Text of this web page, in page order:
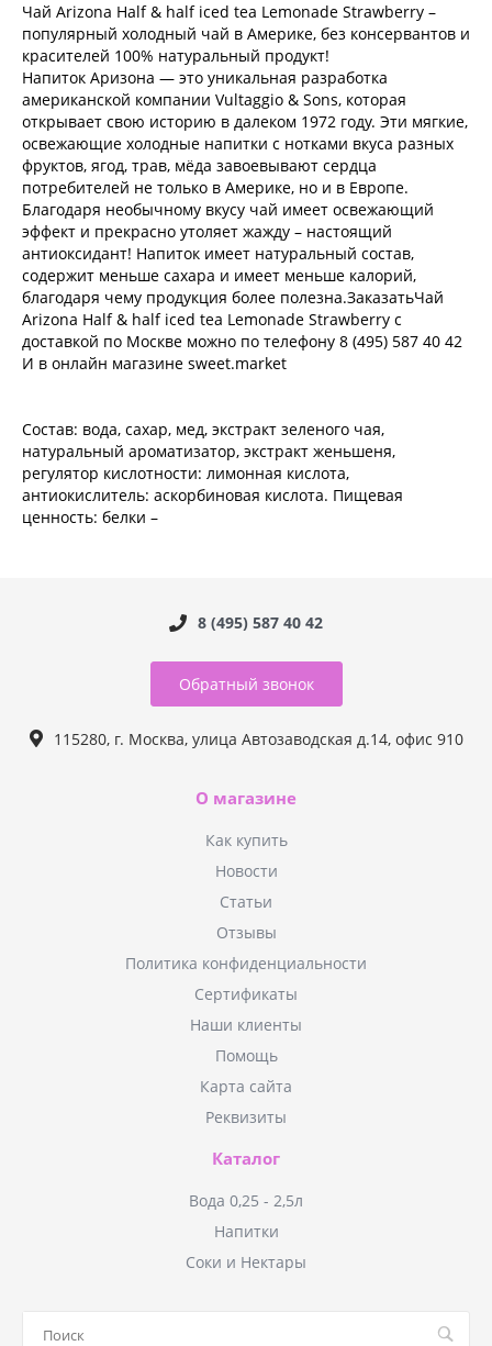
Чай Arizona Half & half iced tea Lemonade Strawberry –
популярный холодный чай в Америке, без консервантов и
красителей 100% натуральный продукт!
Напиток Аризона — это уникальная разработка
американской компании Vultaggio & Sons, которая
открывает свою историю в далеком 1972 году. Эти мягкие,
освежающие холодные напитки с нотками вкуса разных
фруктов, ягод, трав, мёда завоевывают сердца
потребителей не только в Америке, но и в Европе.
Благодаря необычному вкусу чай имеет освежающий
эффект и прекрасно утоляет жажду – настоящий
антиоксидант! Напиток имеет натуральный состав,
содержит меньше сахара и имеет меньше калорий,
благодаря чему продукция более полезна.ЗаказатьЧай
Arizona Half & half iced tea Lemonade Strawberry с
доставкой по Москве можно по телефону 8 (495) 587 40 42
И в онлайн магазине sweet.market
Состав: вода, сахар, мед, экстракт зеленого чая,
натуральный ароматизатор, экстракт женьшеня,
регулятор кислотности: лимонная кислота,
антиокислитель: аскорбиновая кислота. Пищевая
ценность: белки –
8 (495) 587 40 42
Обратный звонок
115280, г. Москва, улица Автозаводская д.14, офис 910
О магазине
Как купить
Новости
Статьи
Отзывы
Политика конфиденциальности
Сертификаты
Наши клиенты
Помощь
Карта сайта
Реквизиты
Каталог
Вода 0,25 - 2,5л
Напитки
Соки и Нектары